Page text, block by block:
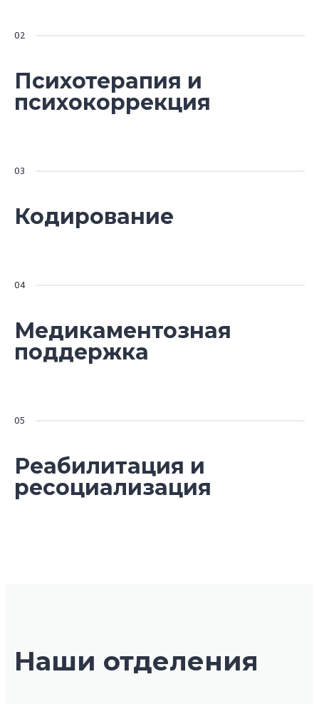
Психотерапия и
психокоррекция
Кодирование
Медикаментозная
поддержка
Реабилитация и
ресоциализация
Наши отделения